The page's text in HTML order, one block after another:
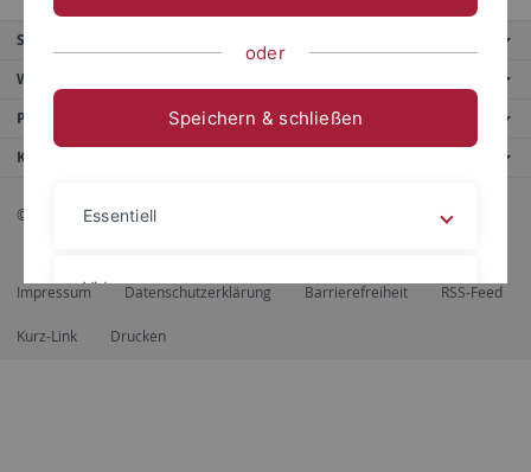
Service
Weitere Angebote
Portale
Kontaktinfo
© 2026 Eberhard Karls Universität Tübingen, Tübingen
Impressum Datenschutzerklärung Barrierefreiheit RSS-Feed
Kurz-Link Drucken
oder
Speichern & schließen
Essentiell
Videos